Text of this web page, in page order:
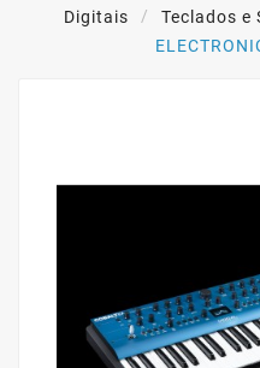
Digitais
Teclados e